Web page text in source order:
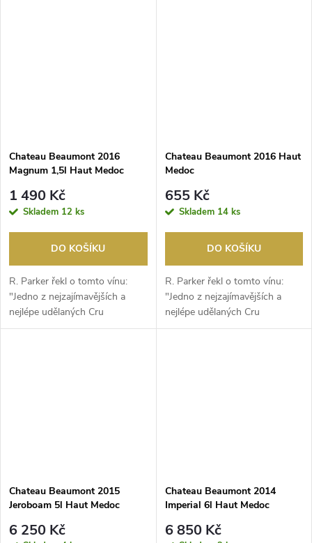
Chateau Beaumont 2016
Magnum 1,5l Haut Medoc
1 490 Kč
Skladem 12 ks
DO KOŠÍKU
R. Parker řekl o tomto vínu:
"Jedno z nejzajímavějších a
nejlépe udělaných Cru
Bourgeois v Médocu." ...
Chateau Beaumont 2016 Haut
Medoc
655 Kč
Skladem 14 ks
DO KOŠÍKU
R. Parker řekl o tomto vínu:
"Jedno z nejzajímavějších a
nejlépe udělaných Cru
Bourgeois v Médocu."V...
Chateau Beaumont 2015
Jeroboam 5l Haut Medoc
6 250 Kč
Chateau Beaumont 2014
Imperial 6l Haut Medoc
6 850 Kč